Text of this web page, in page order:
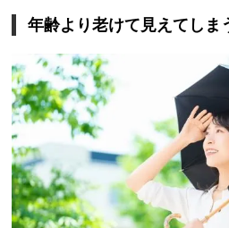
年齢より老けて見えてしま